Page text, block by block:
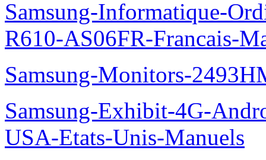
Samsung-Informatique-
R610-AS06FR-Francais-
Samsung-Monitors-
Samsung-Exhibit-4G-
USA-Etats-Unis-Manuels